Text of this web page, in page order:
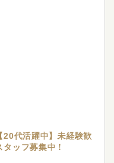
20代活躍中】未経験歓
ッフ募集中！